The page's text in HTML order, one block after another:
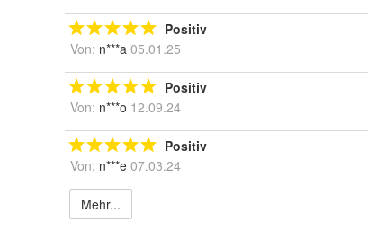
Positiv
Von: n***a 05.01.25
Positiv
Von: n***o 12.09.24
Positiv
Von: n***e 07.03.24
Mehr...